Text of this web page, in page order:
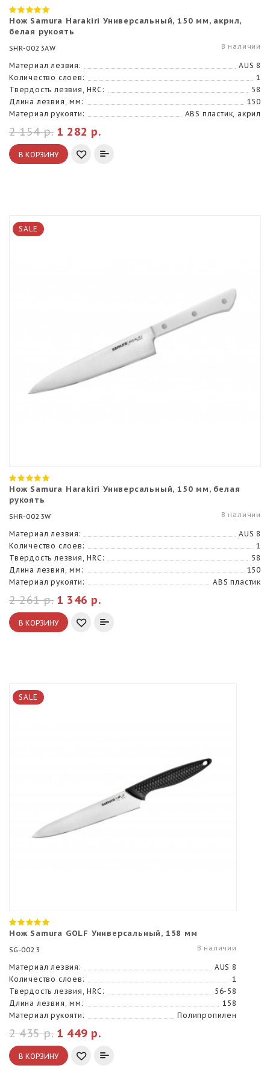
Нож Samura Harakiri Универсальный, 150 мм, акрил,
белая рукоять
SHR-0023AW В наличии
Материал лезвия:
AUS 8
Количество слоев:
1
Твердость лезвия, HRC:
58
Длина лезвия, мм:
150
Материал рукояти:
ABS пластик, акрил
1 282 р.
2 154 р.
В КОРЗИНУ
SALE
Нож Samura Harakiri Универсальный, 150 мм, белая
рукоять
SHR-0023W В наличии
Материал лезвия:
AUS 8
Количество слоев:
1
Твердость лезвия, HRC:
58
Длина лезвия, мм:
150
Материал рукояти:
ABS пластик
1 346 р.
2 261 р.
В КОРЗИНУ
SALE
Нож Samura GOLF Универсальный, 158 мм
SG-0023 В наличии
Материал лезвия:
AUS 8
Количество слоев:
1
Твердость лезвия, HRC:
56-58
Длина лезвия, мм:
158
Материал рукояти:
Полипропилен
1 449 р.
2 435 р.
В КОРЗИНУ